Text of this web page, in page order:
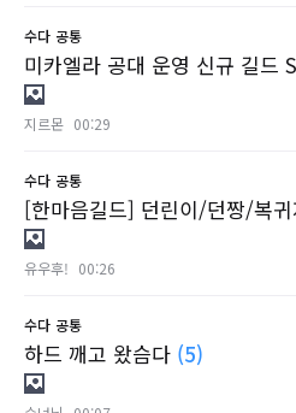
수다 공통
미카엘라 공대 운영 신규 길드
지르몬 00:29
수다 공통
[한마음길드] 던린이/던짱/복
유우후! 00:26
수다 공통
하드 깨고 왔슴다 (5)